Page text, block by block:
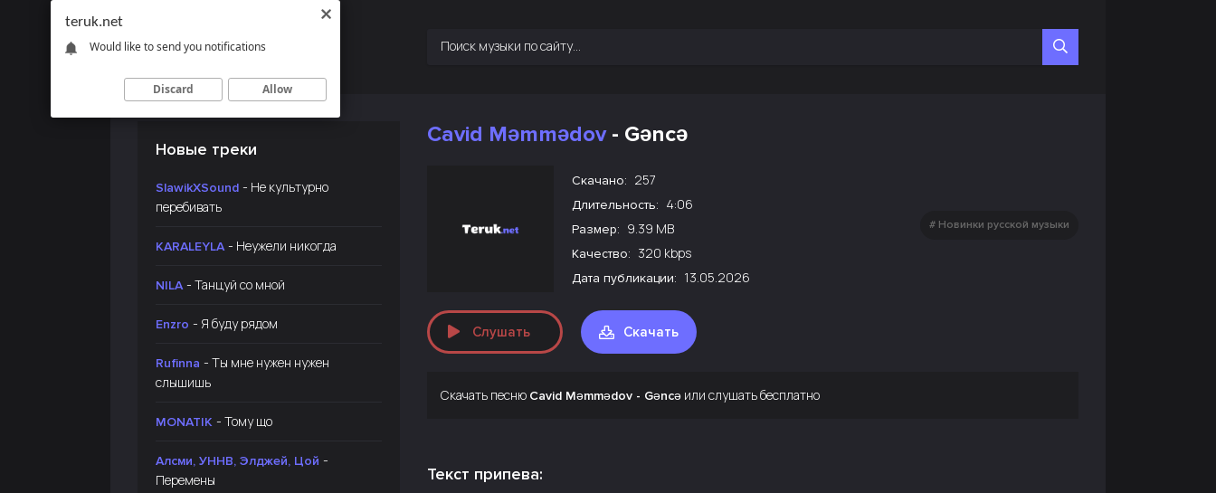
Новые треки
SlawikXSound - Не культурно
перебивать
KARALEYLA - Неужели никогда
NILA - Танцуй со мной
Enzro - Я буду рядом
Rufinna - Ты мне нужен нужен
слышишь
MONATIK - Тому що
Алсми, УННВ, Элджей, Цой -
Перемены
Cavid Məmmədov- Gəncə
Скачано: 257
Длительность: 4:06
Размер: 9.39 MB
Качество: 320 kbps
Дата публикации: 13.05.2026
Новинки русской музыки
Слушать Скачать
Скачать песню Cavid Məmmədov - Gəncə или слушать бесплатно
Текст припева:
teruk.net
Would like to send you notifications
Discard Allow